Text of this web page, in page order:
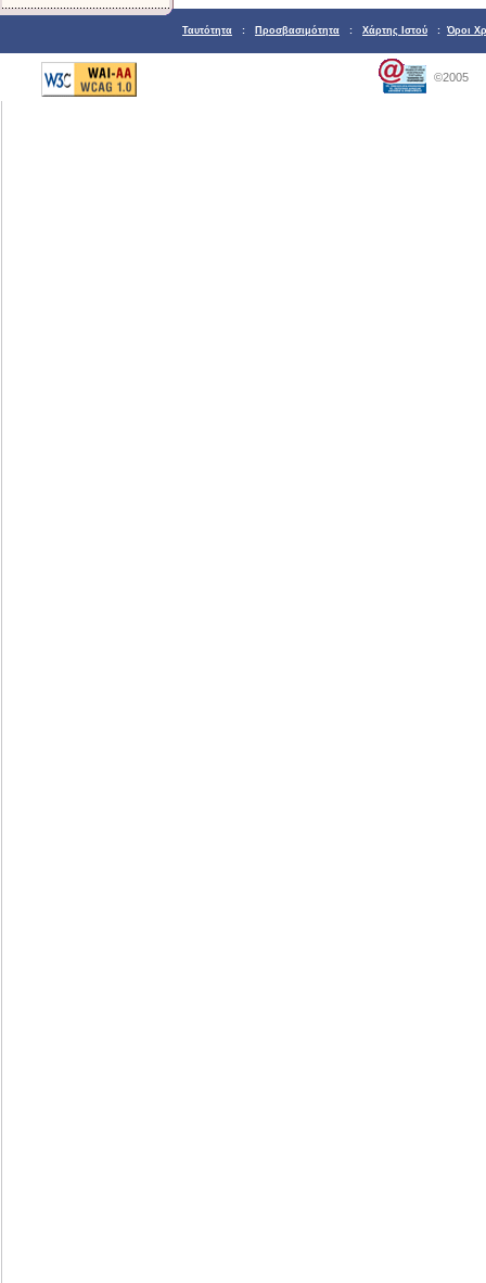
Ταυτότητα : Προσβασιμότητα : Χάρτης Ιστού : Όροι
©2005